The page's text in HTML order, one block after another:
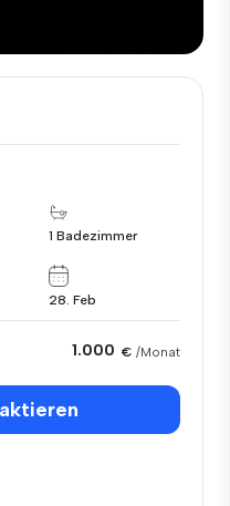
1 Badezimmer
28. Feb
1.000 € /Monat